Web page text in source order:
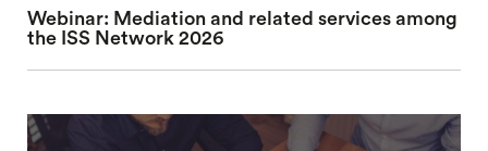
Webinar: Mediation and related services among
the ISS Network 2026